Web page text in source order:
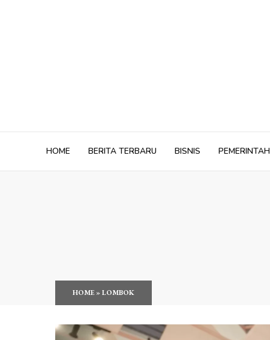
HOME BERITA TERBARU BISNIS PEMERINTAH
HOME»LOMBOK